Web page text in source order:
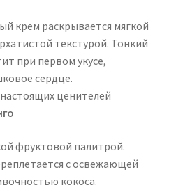
крем раскрывается мягкой
текстурой. Тонкий
при первом укусе,
сердце.
ценителей
фруктовой палитрой.
с освежающей
кокоса.